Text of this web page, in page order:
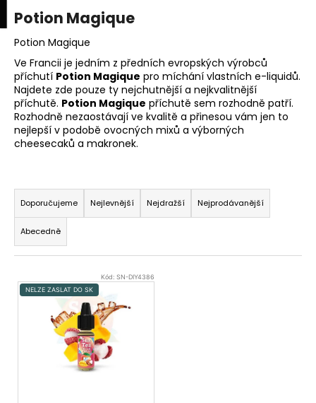
Přejít
na
obsah
Potion Magique
Potion Magique
Ve Francii je jedním z předních evropských výrobců
příchutí Potion Magique pro míchání vlastních e-liquidů.
Najdete zde pouze ty nejchutnější a nejkvalitnější
příchutě. Potion Magique příchutě sem rozhodně patří.
Rozhodně nezaostávají ve kvalitě a přinesou vám jen to
nejlepší v podobě ovocných mixů a výborných
cheesecaků a makronek.
Ř
a
z
e
n
í
p
Doporučujeme Nejlevnější Nejdražší Nejprodávanější
Abecedně
V
ý
Kód: SN-DIY4386
NELZE ZASLAT DO SK
o
C
o
p
o
t
e
b
u
j
e
t
e